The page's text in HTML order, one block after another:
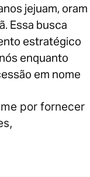
jejuam, oram
Essa busca
estratégico
enquanto
em nome
por fornecer